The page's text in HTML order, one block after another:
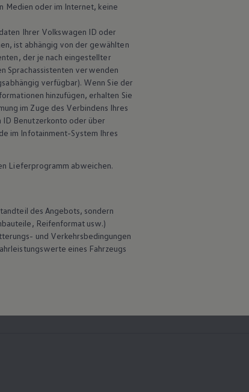
Medien oder im Internet, keine
Ihrer Volkswagen ID oder
ist abhängig von der gewählten
der je nach eingestellter
Sprachassistenten verwenden
verfügbar). Wenn Sie der
hinzufügen, erhalten Sie
im Zuge des Verbindens Ihres
ID Benutzerkonto oder über
im Infotainment-System Ihres
Lieferprogramm abweichen.
des Angebots, sondern
Reifenformat usw.)
und Verkehrsbedingungen
eines Fahrzeugs